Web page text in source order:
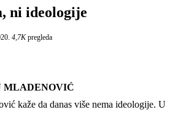
ni ideologije
4,7Kpregleda
MLADENOVIĆ
kaže da danas više nema ideologije. U